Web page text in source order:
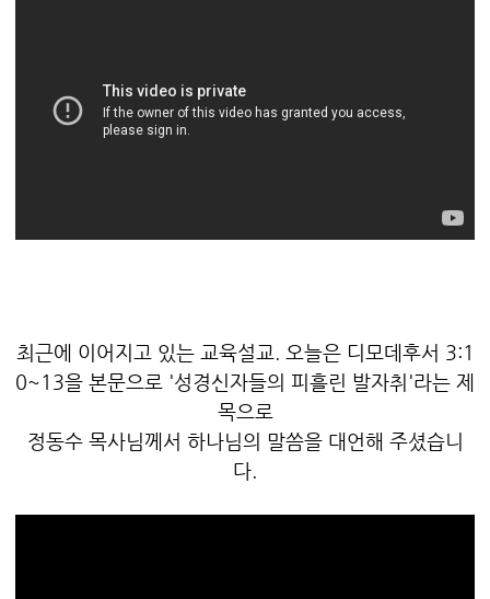
최근에 이어지고 있는 교육설교. 오늘은 디모데후서 3:1
0~13을 본문으로 '성경신자들의 피흘린 발자취'라는 제
목으로
정동수 목사님께서 하나님의 말씀을 대언해 주셨습니
다.